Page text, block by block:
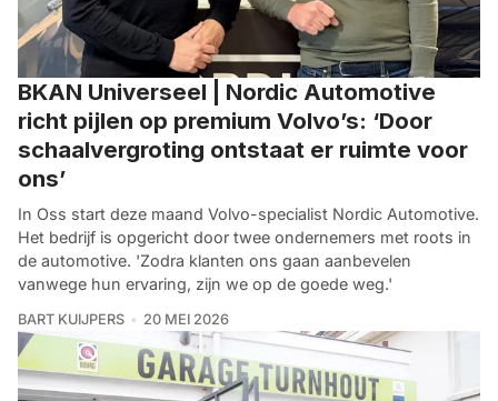
BKAN Universeel | Nordic Automotive
richt pijlen op premium Volvo’s: ‘Door
schaalvergroting ontstaat er ruimte voor
ons’
In Oss start deze maand Volvo-specialist Nordic Automotive.
Het bedrijf is opgericht door twee ondernemers met roots in
de automotive. 'Zodra klanten ons gaan aanbevelen
vanwege hun ervaring, zijn we op de goede weg.'
BART KUIJPERS 20 MEI 2026